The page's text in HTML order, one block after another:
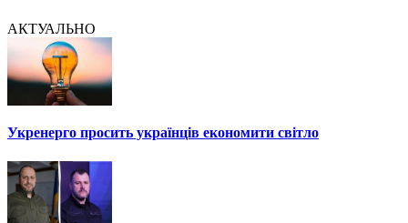
АКТУАЛЬНО
Укренерго просить українців економити світло